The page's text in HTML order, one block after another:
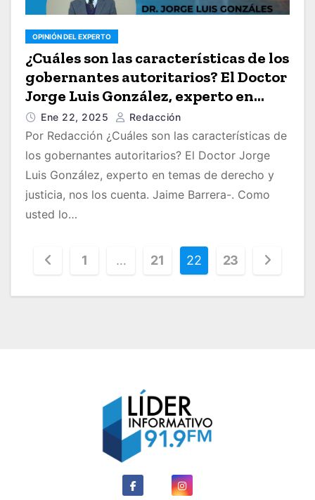
OPINIÓN DEL EXPERTO
¿Cuáles son las características de los
gobernantes autoritarios? El Doctor
Jorge Luis González, experto en
temas de derecho y justicia, nos los
cuenta
Ene 22, 2025 Redacción
Por Redacción ¿Cuáles son las características de
los gobernantes autoritarios? El Doctor Jorge
Luis González, experto en temas de derecho y
justicia, nos los cuenta. Jaime Barrera-. Como
usted lo…
1 … 21 22 23